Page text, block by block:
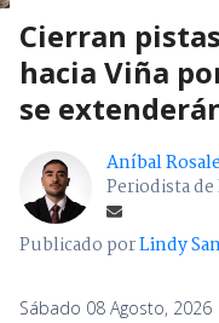
Cierran
hacia Viña
se
Aníbal
Periodista
Publicado porLindy
Sábado 08 Agosto, 2026